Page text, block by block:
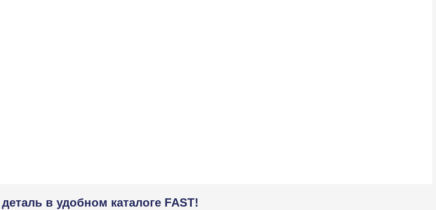
в удобном каталоге FAST!